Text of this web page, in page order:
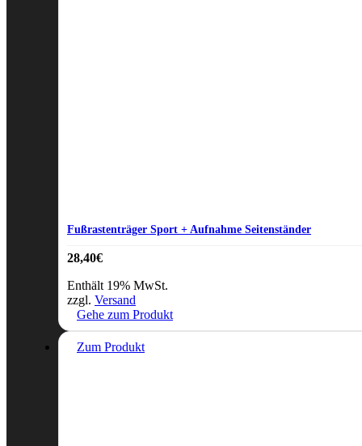
Fußrastenträger Sport + Aufnahme Seitenständer
28,40€
Enthält 19% MwSt.
zzgl. Versand
Gehe zum Produkt
Zum Produkt